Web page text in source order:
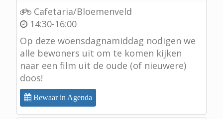
Cafetaria/Bloemenveld
14:30-16:00
Op deze woensdagnamiddag nodigen we
alle bewoners uit om te komen kijken
naar een film uit de oude (of nieuwere)
doos!
Bewaar in Agenda